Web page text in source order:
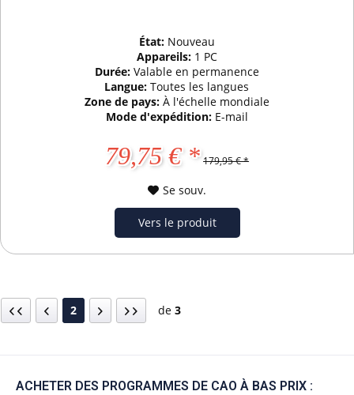
État: Nouveau
Appareils: 1 PC
Durée: Valable en permanence
Langue:Toutes les langues
Zone de pays: À l'échelle mondiale
Mode d'expédition: E-mail
79,75 € * 179,95 € *
Se souv.
Vers le produit
2 de 3
ACHETER DES PROGRAMMES DE CAO À BAS PRIX :